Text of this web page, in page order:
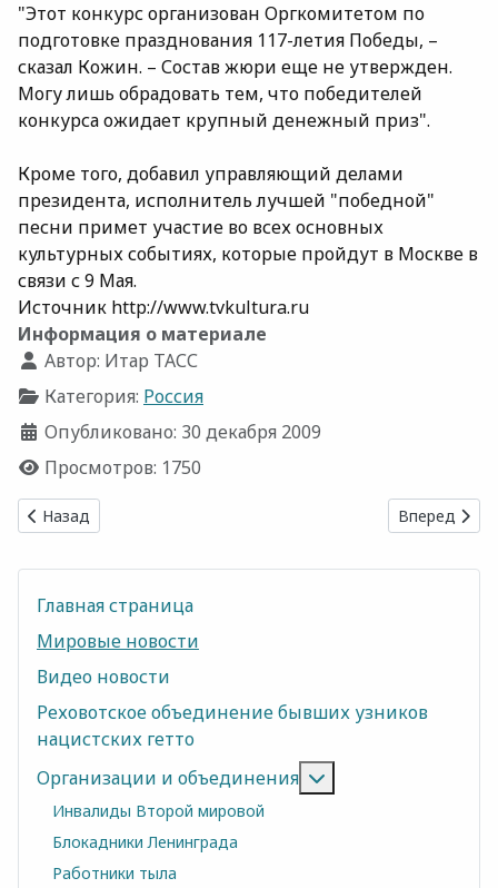
"Этот конкурс организован Оргкомитетом по
подготовке празднования 117-летия Победы, –
сказал Кожин. – Состав жюри еще не утвержден.
Могу лишь обрадовать тем, что победителей
конкурса ожидает крупный денежный приз".
Кроме того, добавил управляющий делами
президента, исполнитель лучшей "победной"
песни примет участие во всех основных
культурных событиях, которые пройдут в Москве в
связи с 9 Мая.
Источник http://www.tvkultura.ru
Информация о материале
Автор: Итар ТАСС
Категория: Россия
Опубликовано: 30 декабря 2009
Просмотров: 1750
Предыдущий: Ко Дню Победы ветеранам предусмотрены
Назад Следующий:
Вперед
Главная страница
Мировые новости
Видео новости
Реховотское объединение бывших узников
нацистских гетто
Организации и объединения
Инвалиды Второй мировой
Блокадники Ленинграда
Работники тыла